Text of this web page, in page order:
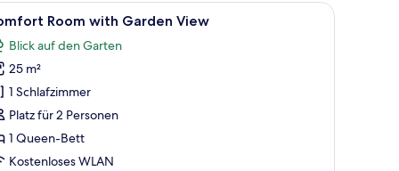
Ein Schlafzimmer mit hölzernem Kopfteil,
6 Room with Garden View
Blick auf den Garten
25 m²
1 Schlafzimmer
Platz für 2 Personen
1 Queen-Bett
Kostenloses WLAN